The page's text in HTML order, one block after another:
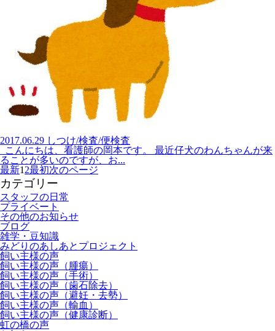
2017.06.29 しつけ/検査/便検査
こんにちは、看護師の岡本です。 最近仔犬のわんちゃんが来
ることが多いのですが、お...
最新1 2最初次のページ
カテゴリー
スタッフの日常
プライベート
その他のお知らせ
ブログ
雑学・豆知識
みどりのあしあとプロジェクト
飼い主様の声
飼い主様の声（腫瘍）
飼い主様の声（手術）
飼い主様の声（歯石除去）
飼い主様の声（避妊・去勢）
飼い主様の声（輸血）
飼い主様の声（健康診断）
虹の橋の声